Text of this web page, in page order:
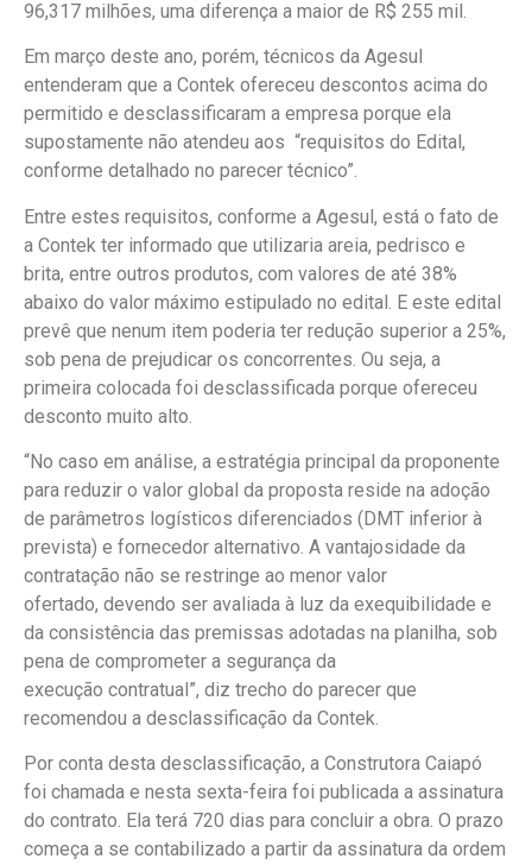
96,317 milhões, uma diferença a maior de R$ 255 mil.
Em março deste ano, porém, técnicos da Agesul
entenderam que a Contek ofereceu descontos acima do
permitido e desclassificaram a empresa porque ela
supostamente não atendeu aos “requisitos do Edital,
conforme detalhado no parecer técnico”.
Entre estes requisitos, conforme a Agesul, está o fato de
a Contek ter informado que utilizaria areia, pedrisco e
brita, entre outros produtos, com valores de até 38%
abaixo do valor máximo estipulado no edital. E este edital
prevê que nenum item poderia ter redução superior a 25%,
sob pena de prejudicar os concorrentes. Ou seja, a
primeira colocada foi desclassificada porque ofereceu
desconto muito alto.
“No caso em análise, a estratégia principal da proponente
para reduzir o valor global da proposta reside na adoção
de parâmetros logísticos diferenciados (DMT inferior à
prevista) e fornecedor alternativo. A vantajosidade da
contratação não se restringe ao menor valor
ofertado, devendo ser avaliada à luz da exequibilidade e
da consistência das premissas adotadas na planilha, sob
pena de comprometer a segurança da
execução contratual”, diz trecho do parecer que
recomendou a desclassificação da Contek.
Por conta desta desclassificação, a Construtora Caiapó
foi chamada e nesta sexta-feira foi publicada a assinatura
do contrato. Ela terá 720 dias para concluir a obra. O prazo
começa a se contabilizado a partir da assinatura da ordem